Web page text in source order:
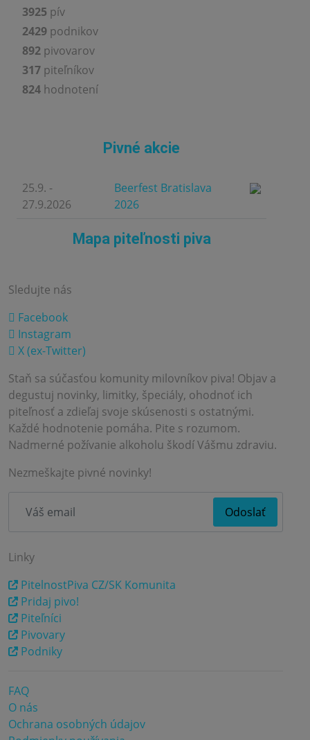
3925 pív
2429 podnikov
892 pivovarov
317 piteľníkov
824 hodnotení
Pivné akcie
25.9. -
27.9.2026
Beerfest Bratislava
2026
Mapa piteľnosti piva
Sledujte nás
Facebook
Instagram
X (ex-Twitter)
Staň sa súčasťou komunity milovníkov piva! Objav a
degustuj novinky, limitky, špeciály, ohodnoť ich
piteľnosť a zdieľaj svoje skúsenosti s ostatnými.
Každé hodnotenie pomáha. Pite s rozumom.
Nadmerné požívanie alkoholu škodí Vášmu zdraviu.
Nezmeškajte pivné novinky!
Linky
PitelnostPiva CZ/SK Komunita
Pridaj pivo!
Piteľníci
Pivovary
Podniky
FAQ
O nás
Ochrana osobných údajov